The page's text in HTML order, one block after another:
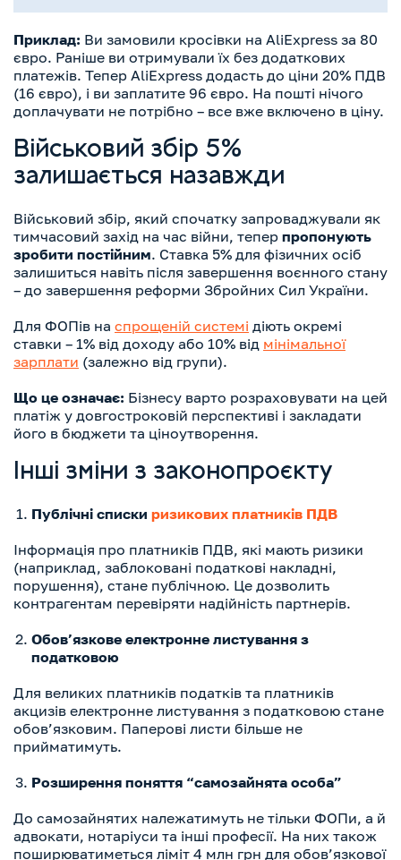
Приклад: Ви замовили кросівки на AliExpress за 80
євро. Раніше ви отримували їх без додаткових
платежів. Тепер AliExpress додасть до ціни 20% ПДВ
(16 євро), і ви заплатите 96 євро. На пошті нічого
доплачувати не потрібно – все вже включено в ціну.
Військовий збір 5%
залишається назавжди
Військовий збір, який спочатку запроваджували як
тимчасовий захід на час війни, тепер пропонують
зробити постійним. Ставка 5% для фізичних осіб
залишиться навіть після завершення воєнного стану
– до завершення реформи Збройних Сил України.
Для ФОПів на спрощеній системі діють окремі
ставки – 1% від доходу або 10% від мінімальної
зарплати (залежно від групи).
Що це означає: Бізнесу варто розраховувати на цей
платіж у довгостроковій перспективі і закладати
його в бюджети та ціноутворення.
Інші зміни з законопроєкту
Публічні списки ризикових платників ПДВ
Інформація про платників ПДВ, які мають ризики
(наприклад, заблоковані податкові накладні,
порушення), стане публічною. Це дозволить
контрагентам перевіряти надійність партнерів.
Обов’язкове електронне листування з
податковою
Для великих платників податків та платників
акцизів електронне листування з податковою стане
обов’язковим. Паперові листи більше не
прийматимуть.
Розширення поняття “самозайнята особа”
До самозайнятих належатимуть не тільки ФОПи, а й
адвокати, нотаріуси та інші професії. На них також
поширюватиметься ліміт 4 млн грн для обов’язкової